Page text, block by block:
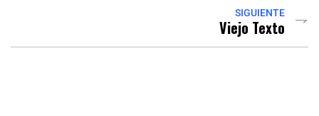
SIGUIENTE
Viejo Texto